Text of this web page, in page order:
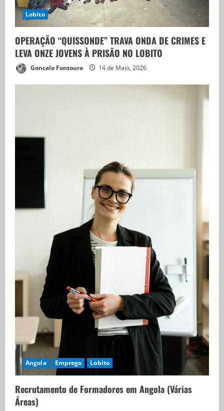
Lobito
OPERAÇÃO “QUISSONDE” TRAVA ONDA DE CRIMES E
LEVA ONZE JOVENS À PRISÃO NO LOBITO
Goncalo Fontoura 14 de Maio, 2026
Angola Emprego Lobito
Recrutamento de Formadores em Angola (Várias
Áreas)